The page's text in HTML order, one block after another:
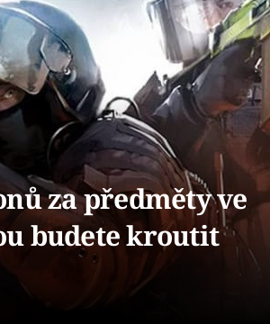
za předměty ve
budete kroutit